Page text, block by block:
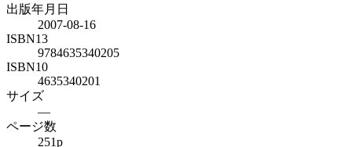
出版年月日
2007-08-16
ISBN13
9784635340205
ISBN10
4635340201
サイズ
—
ページ数
251p